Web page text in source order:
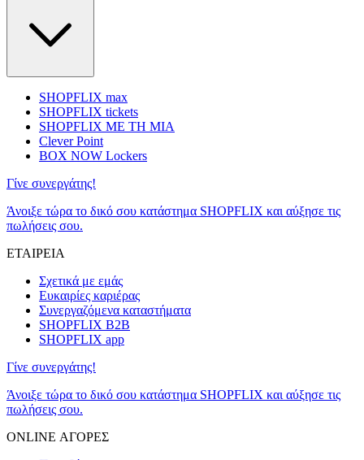
SHOPFLIX max
SHOPFLIX tickets
SHOPFLIX ΜΕ ΤΗ ΜΙΑ
Clever Point
BOX NOW Lockers
Γίνε συνεργάτης!
Άνοιξε τώρα το δικό σου κατάστημα SHOPFLIX και αύξησε τις
πωλήσεις σου.
ΕΤΑΙΡΕΙΑ
Σχετικά με εμάς
Ευκαιρίες καριέρας
Συνεργαζόμενα καταστήματα
SHOPFLIX B2B
SHOPFLIX app
Γίνε συνεργάτης!
Άνοιξε τώρα το δικό σου κατάστημα SHOPFLIX και αύξησε τις
πωλήσεις σου.
ONLINE ΑΓΟΡΕΣ